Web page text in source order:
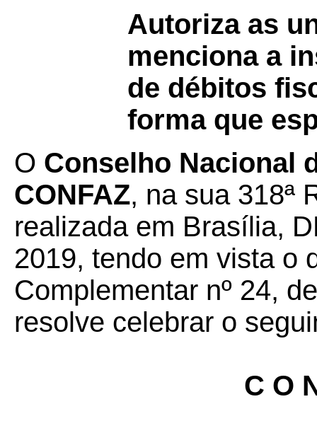
Autoriza as
menciona a
de débitos
forma que
O Conselho Nacional
CONFAZ, na sua 318ª
realizada em Brasília,
2019, tendo em vista o
Complementar nº 24,
resolve celebrar o
C O